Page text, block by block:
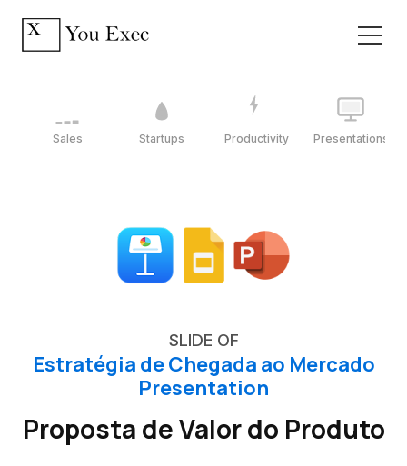
Sales Startups Productivity Presentations
SLIDE OF
Estratégia de Chegada ao Mercado
Presentation
Proposta de Valor do Produto